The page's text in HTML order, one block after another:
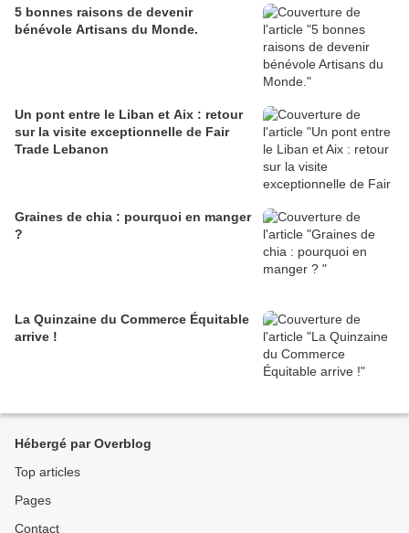
5 bonnes raisons de devenir
bénévole Artisans du Monde.
Un pont entre le Liban et Aix : retour
sur la visite exceptionnelle de Fair
Trade Lebanon
Graines de chia : pourquoi en manger
?
La Quinzaine du Commerce Équitable
arrive !
Hébergé par Overblog
Top articles
Pages
Contact